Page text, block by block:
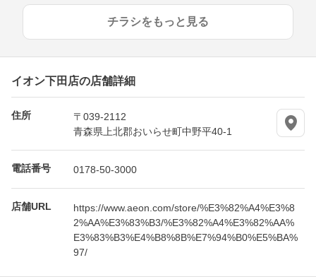
チラシをもっと見る
イオン下田店の店舗詳細
住所
〒039-2112
青森県上北郡おいらせ町中野平40-1
電話番号 0178-50-3000
店舗URL
https://www.aeon.com/store/%E3%82%A4%E3%8
2%AA%E3%83%B3/%E3%82%A4%E3%82%AA%
E3%83%B3%E4%B8%8B%E7%94%B0%E5%BA%
97/